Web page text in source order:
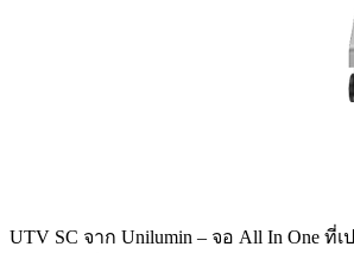
UTV SC จาก Unilumin – จอ All In One ที่